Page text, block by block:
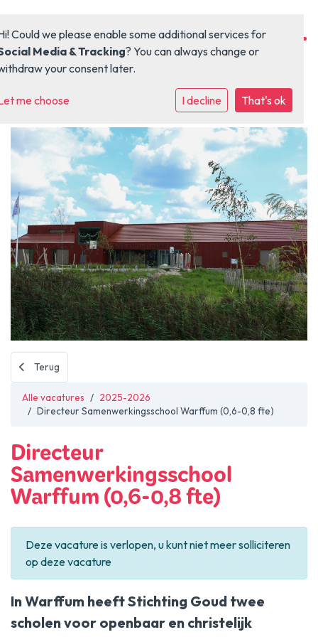
Home
Organisatie
Kinderopvang
Onderwijs
Locaties
Vacaturebank
Nieuws
Academie
Contact
Terug
Alle vacatures
2025-2026
Directeur Samenwerkingsschool Warffum (0,6-0,8 fte)
Directeur
Samenwerkingsschool
Warffum (0,6-0,8 fte)
Deze vacature is verlopen, u kunt niet meer solliciteren
op deze vacature
In Warffum heeft Stichting Goud twee
scholen voor openbaar en christelijk
Could we please enable some additional services for
Media & Tracking? You can always change or
your consent later.
me choose I decline That's ok